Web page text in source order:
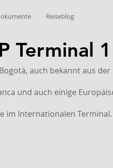
Reiseblog
Terminal 1
auch bekannt aus der
und auch einige
im Internationalen Terminal.